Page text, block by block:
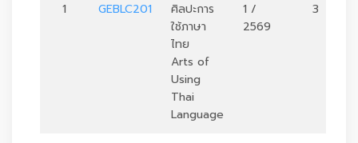
1 GEBLC201
ศิลปะการ
ใช้ภาษา
ไทย
Arts of
Using
Thai
Language
1 /
2569
3